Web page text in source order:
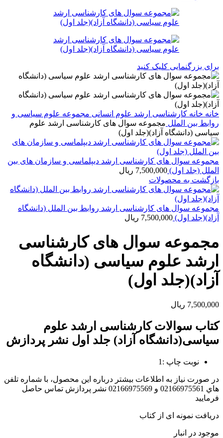
برای بزرگنمایی کلیک کنید
خانه خانه کارشناسی ارشد علوم انسانی مجموعه علوم سیاسی و
روابط بین الملل مجموعه سوال های کارشناسی ارشد علوم
سیاسی (دانشگاه آزاد)(جلد اول)
مجموعه سوال های کارشناسی ارشد دیپلماسی و سازمان های بین
الملل (جلد اول) 7,500,000 ریال
بازگشت به محصولات
مجموعه سوال های کارشناسی ارشد روابط بین الملل (دانشگاه
آزاد)(جلد اول) 7,500,000 ریال
مجموعه سوال های کارشناسی
ارشد علوم سیاسی (دانشگاه
آزاد)(جلد اول)
7,500,000 ریال
کتاب سوالات کارشناسی ارشد علوم
سیاسی(دانشگاه آزاد) جلد اول نشر پردازش
نوبت چاپ :1
در صورت نياز به اطلاعات بيشتر درباره اين محصول، با شماره تلفن
هاي 02166975561 و 02166975569 نشر پردازش تماس حاصل
فرماييد
دریافت نمونه ای از کتاب
موجود در انبار